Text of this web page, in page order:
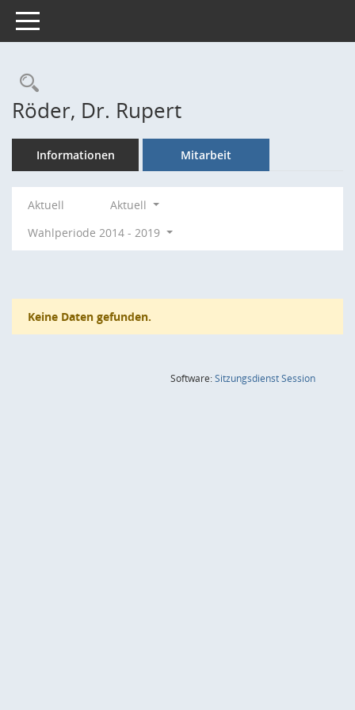
Toggle navigation
Rechercheauswahl
Röder, Dr. Rupert
Informationen Mitarbeit
Aktuell
Aktuell
Wahlperiode 2014 - 2019
Keine Daten gefunden.
Software:SitzungsdienstSession(Wird in